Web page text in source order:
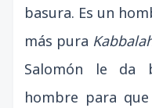
basura. Es un
más pura
Salomón le da
hombre para